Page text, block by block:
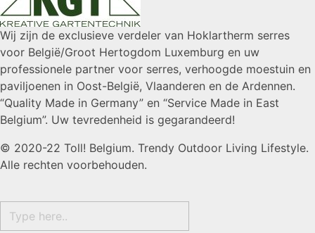
Wij zijn de exclusieve verdeler van Hoklartherm serres
voor België/Groot Hertogdom Luxemburg en uw
professionele partner voor serres, verhoogde moestuin en
paviljoenen in Oost-België, Vlaanderen en de Ardennen.
“Quality Made in Germany” en “Service Made in East
Belgium”. Uw tevredenheid is gegarandeerd!
© 2020-22 Toll! Belgium. Trendy Outdoor Living Lifestyle.
Alle rechten voorbehouden.